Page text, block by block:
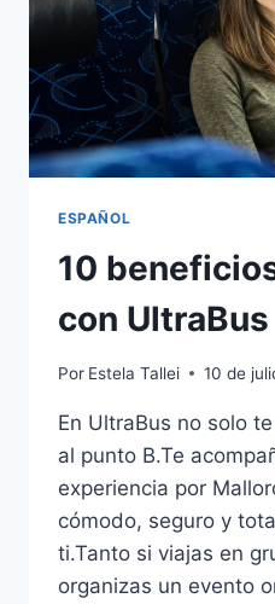
ESPAÑOL
10
con UltraBus
Por Estela Tallei 10 de
En UltraBus no solo
al punto B.Te
experiencia por
cómodo, seguro y
ti.Tanto si viajas en
organizas un evento